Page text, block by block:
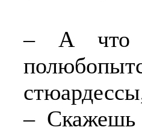
– А что
– Скажешь